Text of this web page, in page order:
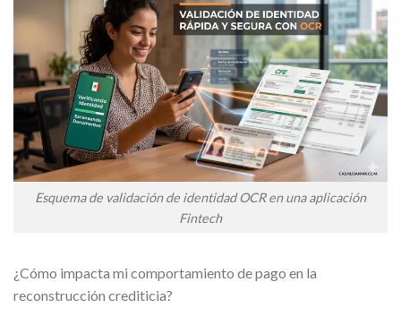
Esquema de validación de identidad OCR en una aplicación
Fintech
¿Cómo impacta mi comportamiento de pago en la
reconstrucción crediticia?